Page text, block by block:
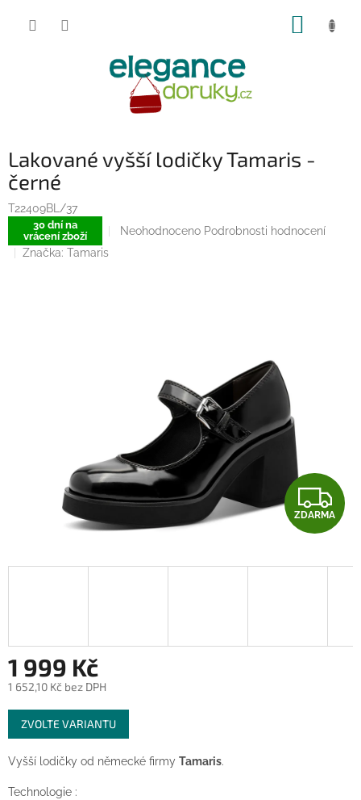
Lakované vyšší lodičky Tamaris -
černé
T22409BL/37
30 dní na
vrácení zboží
Průměrné
Neohodnoceno Podrobnosti hodnocení
Značka: Tamaris
Z
D
A
ZDARMA
1 999 Kč
1 652,10 Kč bez DPH
Měrná
cena:
ZVOLTE VARIANTU
Vyšší lodičky od německé firmy Tamaris.
Technologie :